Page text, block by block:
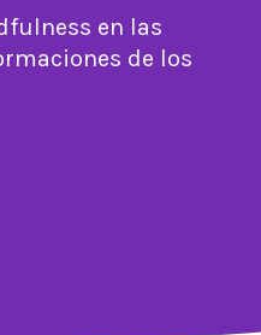
en las
de los